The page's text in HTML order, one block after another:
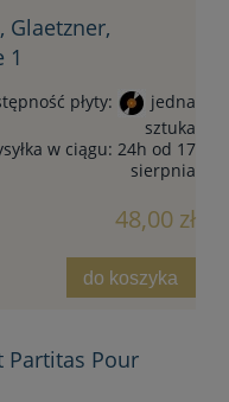
Glaetzner,
1
płyty:
jedna
sztuka
w ciągu: 24h od 17
sierpnia
48,00 zł
do koszyka
Partitas Pour